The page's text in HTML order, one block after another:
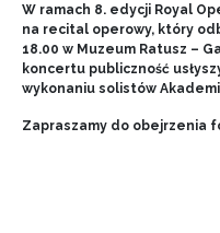
W ramach 8. edycji Royal
na recital operowy, który
18.00 w Muzeum Ratusz –
koncertu publiczność
wykonaniu solistów
Zapraszamy do obejrzenia